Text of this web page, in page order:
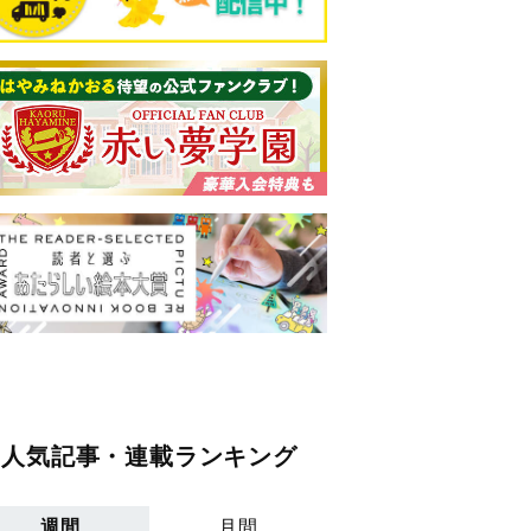
人気記事・連載ランキング